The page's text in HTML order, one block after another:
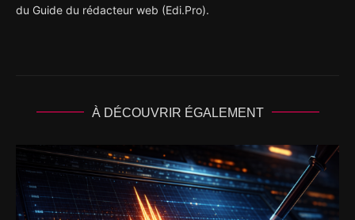
du Guide du rédacteur web (Edi.Pro).
À DÉCOUVRIR ÉGALEMENT